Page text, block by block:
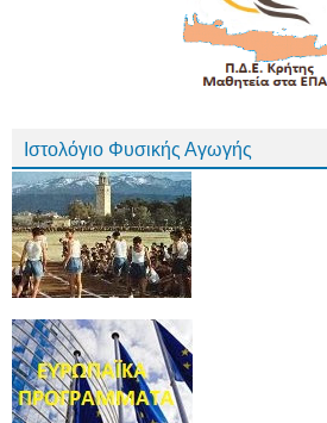
Ιστολόγιο Φυσικής Αγωγής